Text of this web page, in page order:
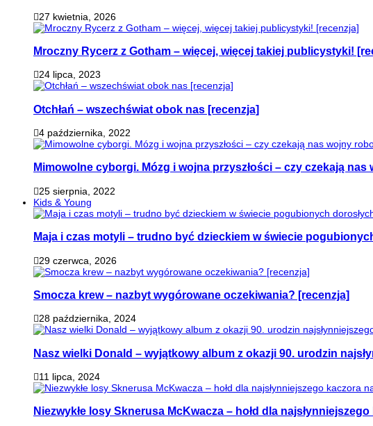
27 kwietnia, 2026
Mroczny Rycerz z Gotham – więcej, więcej takiej publicystyki!
24 lipca, 2023
Otchłań – wszechświat obok nas [recenzja]
4 października, 2022
Mimowolne cyborgi. Mózg i wojna przyszłości – czy czekają
25 sierpnia, 2022
Kids & Young
Maja i czas motyli – trudno być dzieckiem w świecie
29 czerwca, 2026
Smocza krew – nazbyt wygórowane oczekiwania? [recenzja]
28 października, 2024
Nasz wielki Donald – wyjątkowy album z okazji 90. urodzin
11 lipca, 2024
Niezwykłe losy Sknerusa McKwacza – hołd dla